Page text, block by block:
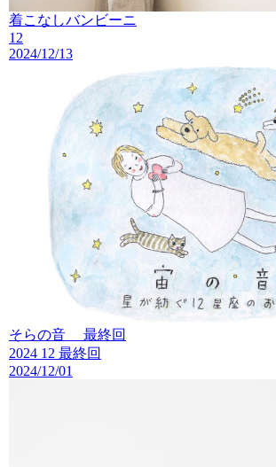
着こなしバンビーニ
12
2024/12/13
そらの音 最終回
2024 12 最終回
2024/12/01